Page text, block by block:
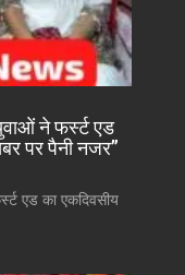
ने फर्स्ट एड
पर पैनी नजर”
एड का एकदिवसीय